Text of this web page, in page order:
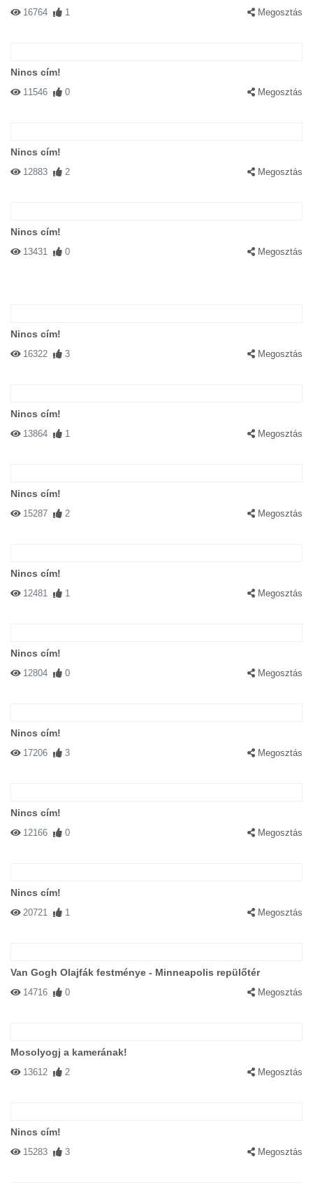
16764 1 Megosztás
Nincs cím!
11546 0 Megosztás
Nincs cím!
12883 2 Megosztás
Nincs cím!
13431 0 Megosztás
Nincs cím!
16322 3 Megosztás
Nincs cím!
13864 1 Megosztás
Nincs cím!
15287 2 Megosztás
Nincs cím!
12481 1 Megosztás
Nincs cím!
12804 0 Megosztás
Nincs cím!
17206 3 Megosztás
Nincs cím!
12166 0 Megosztás
Nincs cím!
20721 1 Megosztás
Van Gogh Olajfák festménye - Minneapolis repülőtér
14716 0 Megosztás
Mosolyogj a kamerának!
13612 2 Megosztás
Nincs cím!
15283 3 Megosztás